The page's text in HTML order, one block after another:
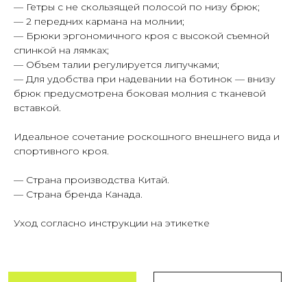
— Гетры с не скользящей полосой по низу брюк;
— 2 передних кармана на молнии;
— Брюки эргономичного кроя с высокой съемной
спинкой на лямках;
— Объем талии регулируется липучками;
— Для удобства при надевании на ботинок — внизу
брюк предусмотрена боковая молния с тканевой
вставкой.
Идеальное сочетание роскошного внешнего вида и
спортивного кроя.
— Страна производства Китай.
— Страна бренда Канада.
Уход согласно инструкции на этикетке
Возврат
и обмен
Оплата после
примерки
По РФ
и СНГ
Сотни отзывов
в соцсетях